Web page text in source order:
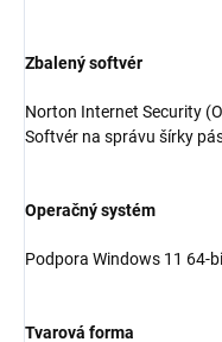
Zbalený softvér
Norton Internet Security
Softvér na správu šírky
Operačný systém
Podpora Windows 11 64-
Tvarová forma